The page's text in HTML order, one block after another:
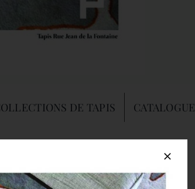
DE TAPIS CATALOGUE